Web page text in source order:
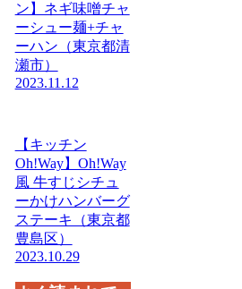
ン】ネギ味噌チャ
ーシュー麺+チャ
ーハン（東京都清
瀬市）
2023.11.12
【キッチン
Oh!Way】Oh!Way
風 牛すじシチュ
ーかけハンバーグ
ステーキ（東京都
豊島区）
2023.10.29